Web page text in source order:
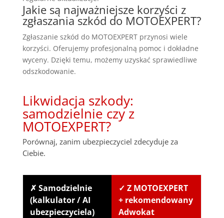
Jakie są najważniejsze korzyści z
zgłaszania szkód do MOTOEXPERT?
Zgłaszanie szkód do MOTOEXPERT przynosi wiele
korzyści. Oferujemy profesjonalną pomoc i dokładne
wyceny. Dzięki temu, możemy uzyskać sprawiedliwe
odszkodowanie.
Likwidacja szkody:
samodzielnie czy z
MOTOEXPERT?
Porównaj, zanim ubezpieczyciel zdecyduje za
Ciebie.
✗ Samodzielnie
(kalkulator / AI
ubezpieczyciela)
✓ Z MOTOEXPERT
+ rekomendowany
Adwokat